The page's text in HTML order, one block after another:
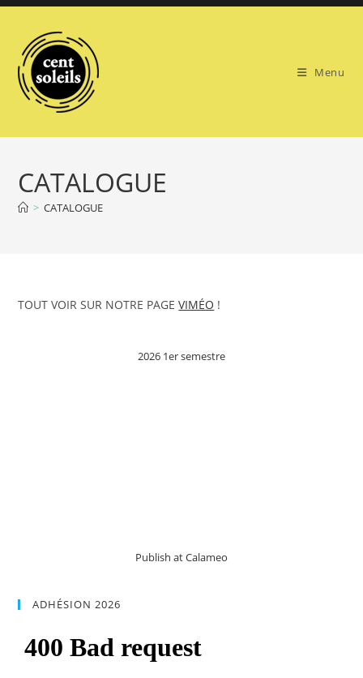
Skip
content
Menu
CATALOGUE
> CATALOGUE
TOUT VOIR SUR NOTRE PAGEVIMÉO !
2026 1er semestre
Publish at Calameo
ADHÉSION 2026